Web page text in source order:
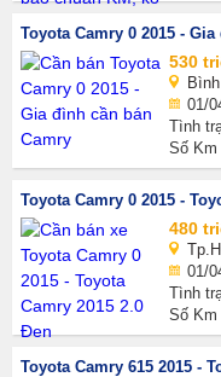
Toyota Camry 0 2015 -
530
01/
Tình
Số Km
Toyota Camry 0 2015 -
480
01/
Tình
Số Km
Toyota Camry 615 2015 -